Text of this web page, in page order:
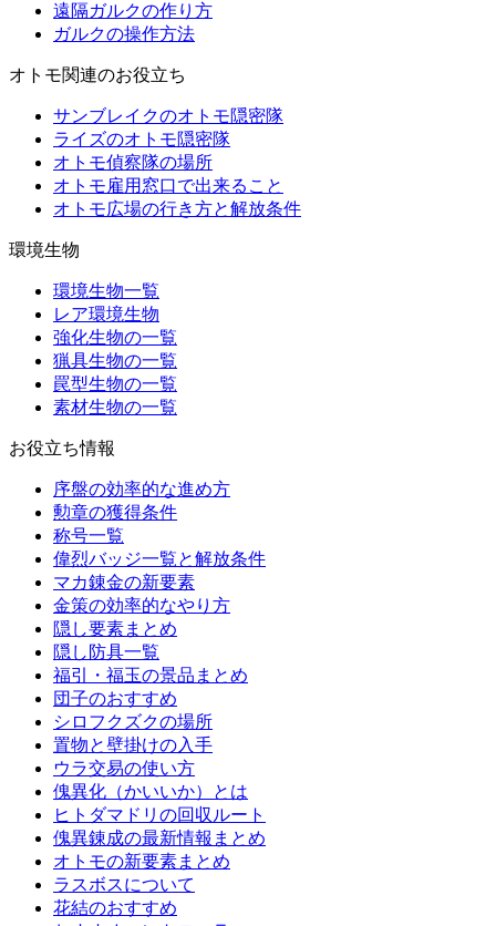
遠隔ガルクの作り方
ガルクの操作方法
オトモ関連のお役立ち
サンブレイクのオトモ隠密隊
ライズのオトモ隠密隊
オトモ偵察隊の場所
オトモ雇用窓口で出来ること
オトモ広場の行き方と解放条件
環境生物
環境生物一覧
レア環境生物
強化生物の一覧
猟具生物の一覧
罠型生物の一覧
素材生物の一覧
お役立ち情報
序盤の効率的な進め方
勲章の獲得条件
称号一覧
偉烈バッジ一覧と解放条件
マカ錬金の新要素
金策の効率的なやり方
隠し要素まとめ
隠し防具一覧
福引・福玉の景品まとめ
団子のおすすめ
シロフクズクの場所
置物と壁掛けの入手
ウラ交易の使い方
傀異化（かいいか）とは
ヒトダマドリの回収ルート
傀異錬成の最新情報まとめ
オトモの新要素まとめ
ラスボスについて
花結のおすすめ